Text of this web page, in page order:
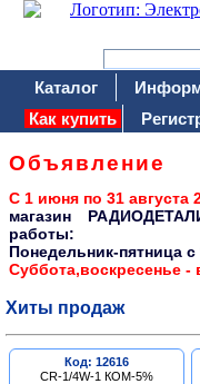
Каталог
Как купить
Объявление
С 1 июня по 31 августа
магазин
работы:
Понедельник-пятница c
Суббота,воскресенье
Хиты продаж
Код: 12616
CR-1/4W-1 КОМ-5%